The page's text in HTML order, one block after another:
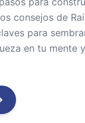
consejos de
para
en tu mente